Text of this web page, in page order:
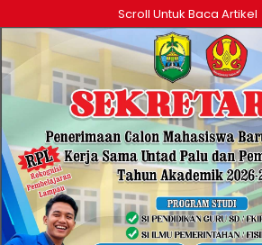
ke
konten
Scroll Untuk Baca Artikel